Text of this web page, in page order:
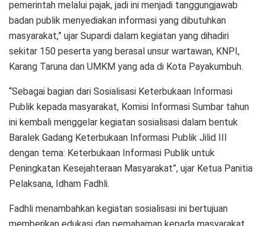
pemerintah melalui pajak, jadi ini menjadi tanggungjawab
badan publik menyediakan informasi yang dibutuhkan
masyarakat,” ujar Supardi dalam kegiatan yang dihadiri
sekitar 150 peserta yang berasal unsur wartawan, KNPI,
Karang Taruna dan UMKM yang ada di Kota Payakumbuh.
“Sebagai bagian dari Sosialisasi Keterbukaan Informasi
Publik kepada masyarakat, Komisi Informasi Sumbar tahun
ini kembali menggelar kegiatan sosialisasi dalam bentuk
Baralek Gadang Keterbukaan Informasi Publik Jilid III
dengan tema: Keterbukaan Informasi Publik untuk
Peningkatan Kesejahteraan Masyarakat”, ujar Ketua Panitia
Pelaksana, Idham Fadhli.
Fadhli menambahkan kegiatan sosialisasi ini bertujuan